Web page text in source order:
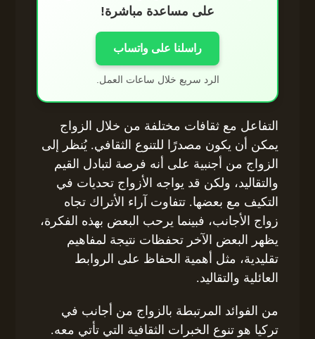
على مساعدة مباشرة!
راسلنا على واتساب
الرد سريع خلال ساعات العمل.
التفاعل مع ثقافات مختلفة من خلال الزواج
يمكن أن يكون مصدرًا للتنوع الثقافي. يُنظر إلى
الزواج من أجنبية على أنه فرصة لتبادل القيم
والتقاليد، ولكن قد يواجه الأزواج تحديات في
التكيف مع بعضها. تتفاوت آراء الأتراك تجاه
زواج الأجانب، فبينما يرحب البعض بهذه الفكرة،
يظهر البعض الآخر تحفظات نتيجة لمفاهيم
تقليدية، مثل أهمية الحفاظ على الروابط
العائلية والتقاليد.
من الفوائد المرتبطة بالزواج من أجانب في
تركيا هو تنوع الخبرات الثقافية التي تأتي معه.